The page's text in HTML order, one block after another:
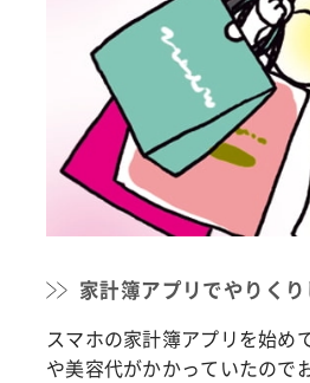
家計簿アプリでやりくり
スマホの家計簿アプリを始め
や美容代がかかっていたので
“憧れワンピ”を着るきっかけに♡ おしゃ
れ女子が夢中な「ヌン活」の楽しみ方